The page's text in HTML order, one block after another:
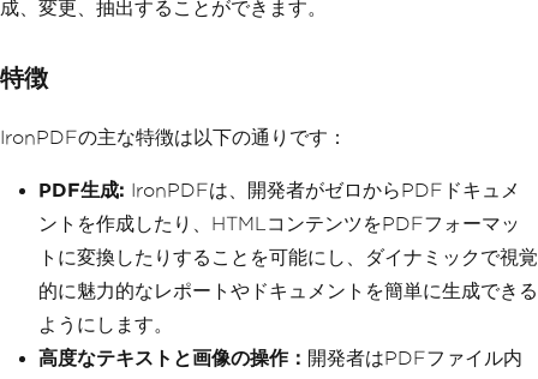
成、変更、抽出することができます。
特徴
IronPDFの主な特徴は以下の通りです：
PDF生成: IronPDFは、開発者がゼロからPDFドキュメ
ントを作成したり、HTMLコンテンツをPDFフォーマッ
トに変換したりすることを可能にし、ダイナミックで視覚
的に魅力的なレポートやドキュメントを簡単に生成できる
ようにします。
高度なテキストと画像の操作： 開発者はPDFファイル内